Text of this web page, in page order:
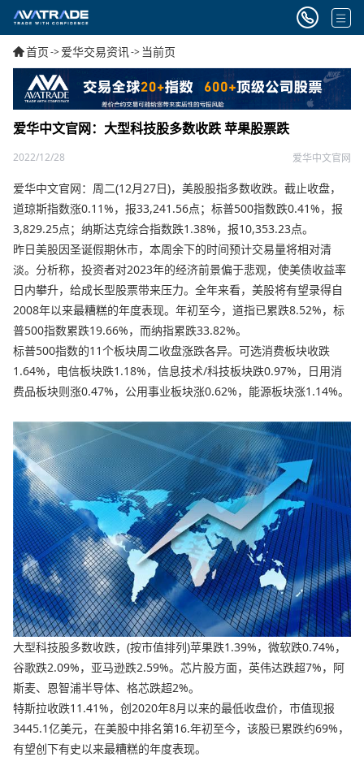
首页->爱华交易资讯-> 当前页
爱华中文官网：大型科技股多数收跌 苹果股票跌
2022/12/28 爱华中文官网
爱华中文官网：周二(12月27日)，美股股指多数收跌。截止收盘，
道琼斯指数涨0.11%，报33,241.56点；标普500指数跌0.41%，报
3,829.25点；纳斯达克综合指数跌1.38%，报10,353.23点。
昨日美股因圣诞假期休市，本周余下的时间预计交易量将相对清
淡。分析称，投资者对2023年的经济前景偏于悲观，使美债收益率
日内攀升，给成长型股票带来压力。全年来看，美股将有望录得自
2008年以来最糟糕的年度表现。年初至今，道指已累跌8.52%，标
普500指数累跌19.66%，而纳指累跌33.82%。
标普500指数的11个板块周二收盘涨跌各异。可选消费板块收跌
1.64%，电信板块跌1.18%，信息技术/科技板块跌0.97%，日用消
费品板块则涨0.47%，公用事业板块涨0.62%，能源板块涨1.14%。
大型科技股多数收跌，(按市值排列)苹果跌1.39%，微软跌0.74%，
谷歌跌2.09%，亚马逊跌2.59%。芯片股方面，英伟达跌超7%，阿
斯麦、恩智浦半导体、格芯跌超2%。
特斯拉收跌11.41%，创2020年8月以来的最低收盘价，市值现报
3445.1亿美元，在美股中排名第16.年初至今，该股已累跌约69%，
有望创下有史以来最糟糕的年度表现。